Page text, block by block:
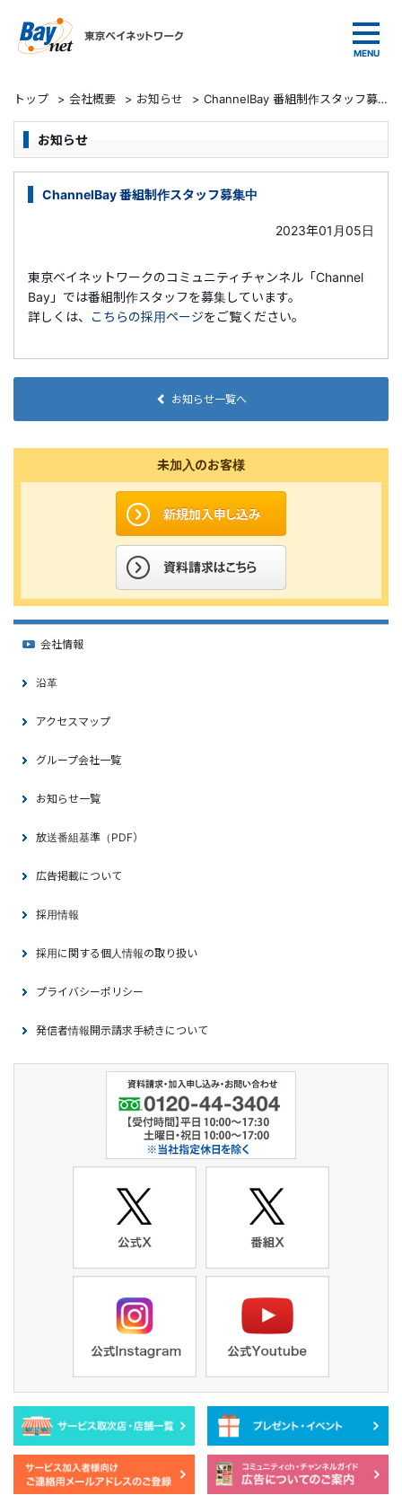
トップ > 会社概要 > お知らせ > ChannelBay 番組制作スタッフ募集中
お知らせ
ChannelBay 番組制作スタッフ募集中
2023年01月05日
東京ベイネットワークのコミュニティチャンネル「Channel
Bay」では番組制作スタッフを募集しています。
詳しくは、
こちらの採用ページをご覧ください。
お知らせ一覧へ
未加入のお客様
会社情報
沿革
アクセスマップ
グループ会社一覧
お知らせ一覧
放送番組基準（PDF）
広告掲載について
採用情報
採用に関する個人情報の取り扱い
プライバシーポリシー
発信者情報開示請求手続きについて